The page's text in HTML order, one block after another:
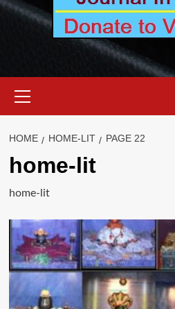
Menu
HOME HOME-LIT PAGE 22
home-lit
home-lit